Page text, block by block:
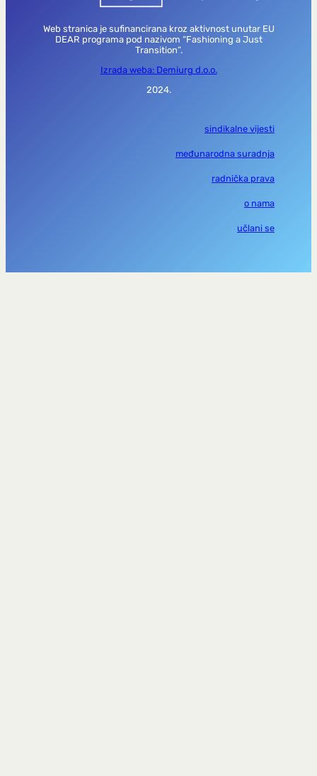
Web stranica je sufinancirana kroz aktivnost unutar EU
DEAR programa pod nazivom “Fashioning a Just
Transition”.
Izrada weba: Demiurg d.o.o.
2024.
sindikalne vijesti
međunarodna suradnja
radnička prava
o nama
učlani se